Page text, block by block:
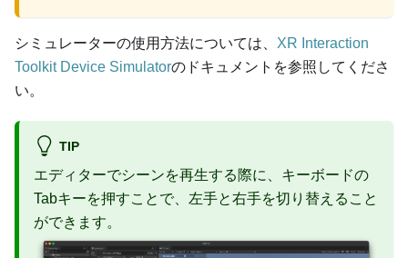
シミュレーターの使用方法については、 XR Interaction
Toolkit Device Simulatorのドキュメントを参照してくださ
い。
TIP
エディターでシーンを再生する際に、キーボードの
Tabキーを押すことで、左手と右手を切り替えること
ができます。